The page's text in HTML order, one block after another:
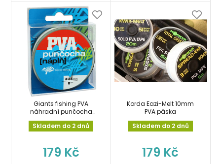
Giants fishing PVA
náhradní punčocha
Micromesh Refill
35mm/8m
Skladem do 2 dnů
179 Kč
Korda Eazi-Melt 10mm
PVA páska
Skladem do 2 dnů
179 Kč